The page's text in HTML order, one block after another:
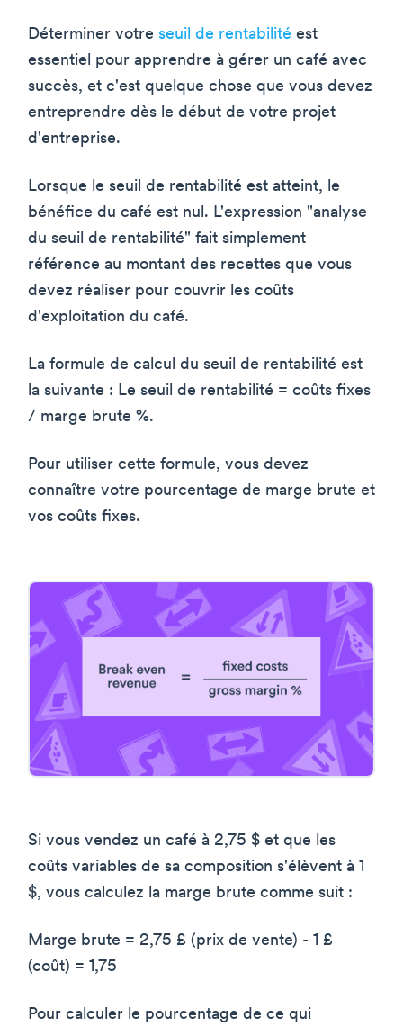
Déterminer votre seuil de rentabilité est
essentiel pour apprendre à gérer un café avec
succès, et c'est quelque chose que vous devez
entreprendre dès le début de votre projet
d'entreprise.
Lorsque le seuil de rentabilité est atteint, le
bénéfice du café est nul. L'expression "analyse
du seuil de rentabilité" fait simplement
référence au montant des recettes que vous
devez réaliser pour couvrir les coûts
d'exploitation du café.
La formule de calcul du seuil de rentabilité est
la suivante : Le seuil de rentabilité = coûts fixes
/ marge brute %.
Pour utiliser cette formule, vous devez
connaître votre pourcentage de marge brute et
vos coûts fixes.
Si vous vendez un café à 2,75 $ et que les
coûts variables de sa composition s'élèvent à 1
$, vous calculez la marge brute comme suit :
Marge brute = 2,75 £ (prix de vente) - 1 £
(coût) = 1,75
Pour calculer le pourcentage de ce qui